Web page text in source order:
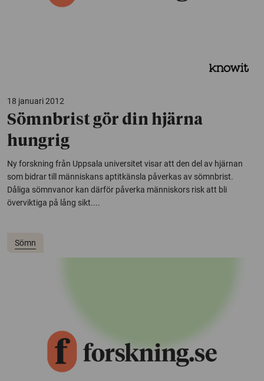
18 januari 2012
Sömnbrist gör din hjärna
hungrig
Ny forskning från Uppsala universitet visar att den del av hjärnan
som bidrar till människans aptitkänsla påverkas av sömnbrist.
Dåliga sömnvanor kan därför påverka människors risk att bli
överviktiga på lång sikt....
Sömn